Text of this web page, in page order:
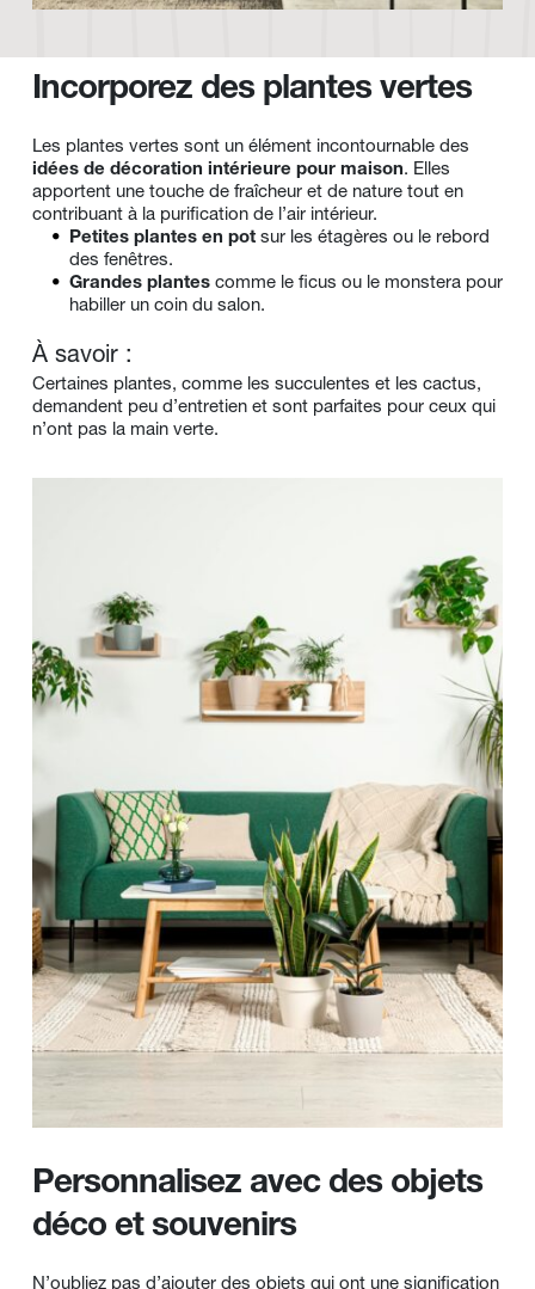
Incorporez des plantes vertes
idées de décoration intérieure pour maison. Elles
apportent une touche de fraîcheur et de nature tout en
contribuant à la purification de l’air intérieur.
Petites plantes en pot sur les étagères ou le rebord
des fenêtres.
Grandes plantes comme le ficus ou le monstera pour
habiller un coin du salon.
À savoir :
Certaines plantes, comme les succulentes et les cactus,
demandent peu d’entretien et sont parfaites pour ceux qui
n’ont pas la main verte.
Personnalisez avec des objets
déco et souvenirs
N’oubliez pas d’ajouter des objets qui ont une signification